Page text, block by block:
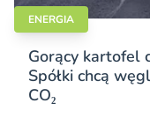
ENERGIA
Gorący kartofel
Spółki chcą
CO₂